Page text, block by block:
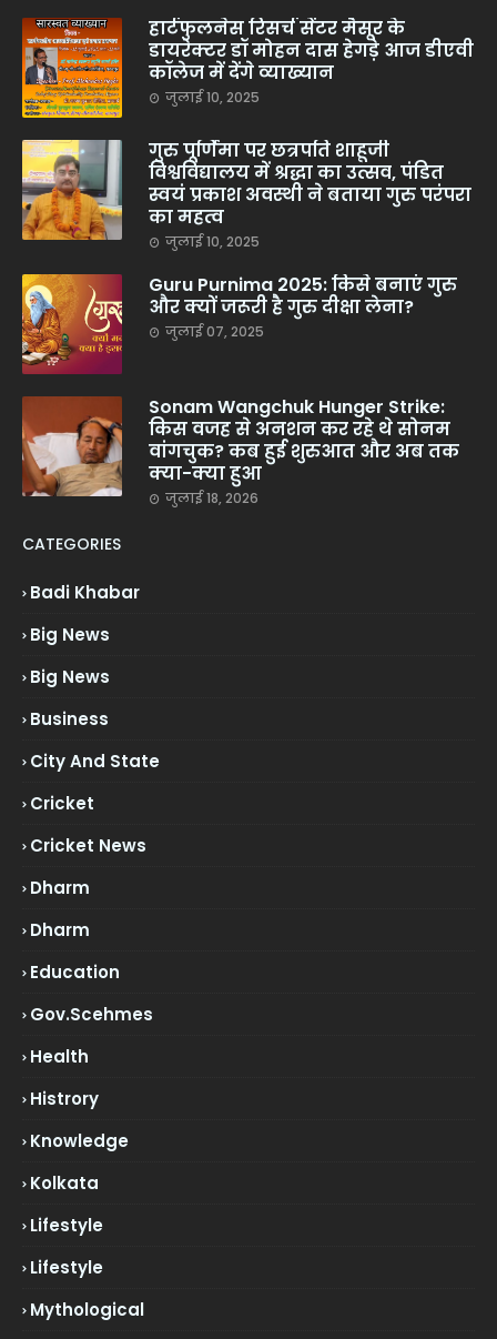
हार्टफुलनेस रिसर्च सेंटर मैसूर के
डायरेक्टर डॉ मोहन दास हेगड़े आज डीएवी
कॉलेज में देंगे व्याख्यान
जुलाई 10, 2025
गुरु पूर्णिमा पर छत्रपति शाहूजी
विश्वविद्यालय में श्रद्धा का उत्सव, पंडित
स्वयं प्रकाश अवस्थी ने बताया गुरु परंपरा
का महत्व
जुलाई 10, 2025
Guru Purnima 2025: किसे बनाएं गुरु
और क्यों जरूरी है गुरु दीक्षा लेना?
जुलाई 07, 2025
Sonam Wangchuk Hunger Strike:
किस वजह से अनशन कर रहे थे सोनम
वांगचुक? कब हुई शुरुआत और अब तक
क्या-क्या हुआ
जुलाई 18, 2026
CATEGORIES
Badi Khabar
Big News
Big News
Business
City And State
Cricket
Cricket News
Dharm
Dharm
Education
Gov.scehmes
Health
Histrory
Knowledge
Kolkata
Lifestyle
Lifestyle
Mythological